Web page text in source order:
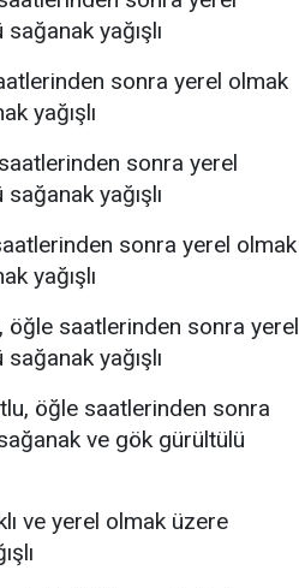
yağışlı
sonra yerel olmak
yağışlı
sonra yerel
yağışlı
sonra yerel olmak
yağışlı
öğle saatlerinden sonra yerel
yağışlı
öğle saatlerinden sonra
ve gök gürültülü
ve yerel olmak üzere